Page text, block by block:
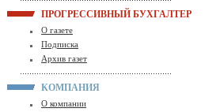
ПРОГРЕССИВНЫЙ БУХГАЛТЕР
О газете
Подписка
Архив газет
КОМПАНИЯ
О компании